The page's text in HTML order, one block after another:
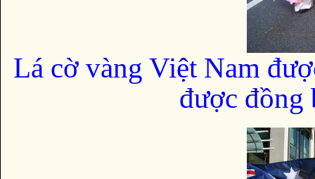
Lá cờ vàng Việt Nam
được đồng